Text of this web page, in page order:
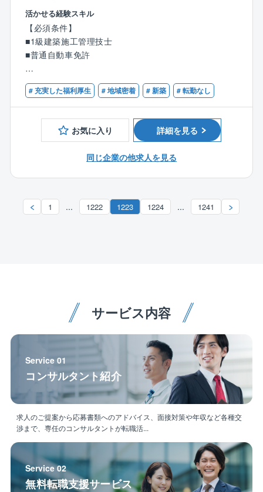
たとえば、
①日常点検で注意が必要と判断した箇所の早めの改修
提案
②改修した設備や改修内容の中期/長期の修繕計画への
反映
③建物ごとの特性を理解した、修繕計画を念頭におい
ての日常点検
同社は技術力を活かして、お客様の建物を見守りま
す。
価値を落とさずに建物を適切にメンテナンスすること
ながります。
えるご提案を行っております。
棟まで幅広く担当物件があります。
【主な業務内容】
■主任技術者として施主さんとの打ち合わせや工程管理
表を作成し、現場における工程、品質、安全管理等を
行っていただきます。
■担当案件：2億円規模の案件が多くその9割近くがRC
造の物件となります。
ります。
【魅力ポイント】
基本的には1人/1案件担当制で、豊島区を中心とした
23区エリア担当の為、転居を伴う転勤はございませ
個人住宅、マンション、商業ビル、保育園、小学校、
中学校、高齢者施設、公共施設等の新築及び改修工
活かせる経験スキル
【必須条件】
■1級建築施工管理技士
■普通自動車免許
【歓迎条件】
■RC造の施工管理経験者
# 充実した福利厚生 # 地域密着 # 新築 # 転勤なし
お気に入り 詳細を見る
同じ企業の他求人を見る
1 ... 1222 1223 1224 ... 1241
サービス内容
Service 01
コンサルタント紹介
求人のご提案から応募書類へのアドバイス、面接対策や年収など各種交
渉まで、専任のコンサルタントが転職活...
Service 02
無料転職支援サービス